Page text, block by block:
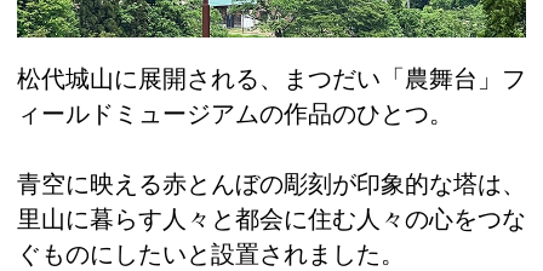
松代城山に展開される、まつだい「農舞台」フ
ィールドミュージアムの作品のひとつ。
青空に映える赤とんぼの彫刻が印象的な塔は、
里山に暮らす人々と都会に住む人々の心をつな
ぐものにしたいと設置されました。